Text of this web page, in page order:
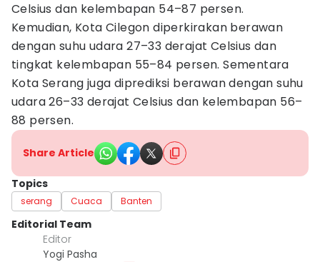
Celsius dan kelembapan 54–87 persen.
Kemudian, Kota Cilegon diperkirakan berawan
dengan suhu udara 27–33 derajat Celsius dan
tingkat kelembapan 55–84 persen. Sementara
Kota Serang juga diprediksi berawan dengan suhu
udara 26–33 derajat Celsius dan kelembapan 56–
88 persen.
Share Article
Topics
serang Cuaca Banten
Editorial Team
Editor
Yogi Pasha